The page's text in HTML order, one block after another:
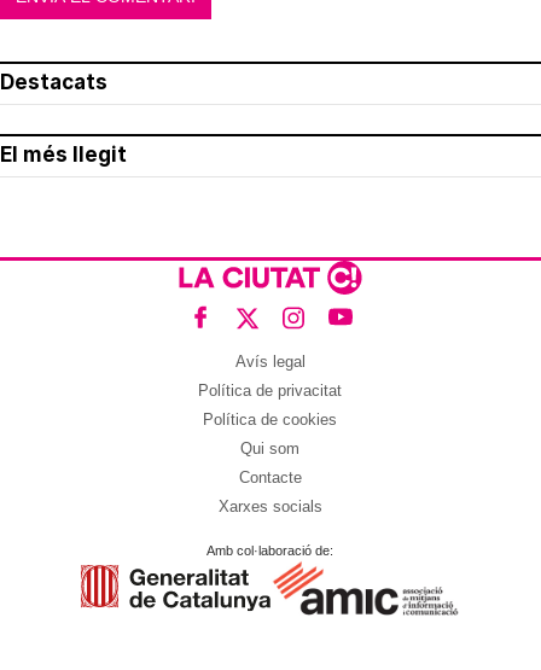
Destacats
El més llegit
Avís legal
Política de privacitat
Política de cookies
Qui som
Contacte
Xarxes socials
Amb col·laboració de: